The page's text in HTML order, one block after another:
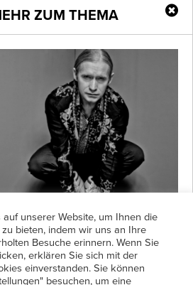
ZUM THEMA
bis zum 10. November zeigt
PF Publishing GmbH
TIPA
GmbH. All rights
reserved.
Nach oben
Shop
Zahlungsarten
Datenschutz
Anmeldung
unserer Website, um Ihnen die
bieten, indem wir uns an Ihre
Besuche erinnern. Wenn Sie
erklären Sie sich mit der
einverstanden. Sie können
besuchen, um eine